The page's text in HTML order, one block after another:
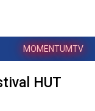
MOMENTUMTV
HUT